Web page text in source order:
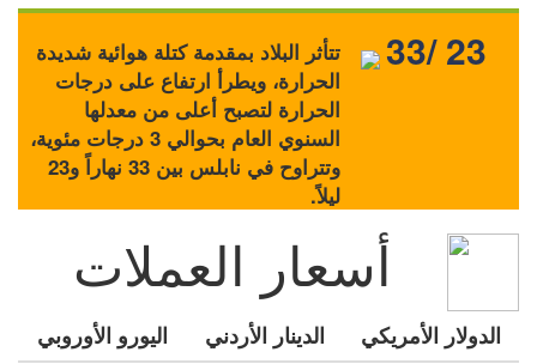
تتأثر البلاد بمقدمة كتلة هوائية شديدة
الحرارة، ويطرأ ارتفاع على درجات
الحرارة لتصبح أعلى من معدلها
السنوي العام بحوالي 3 درجات مئوية،
وتتراوح في نابلس بين 33 نهاراً و23
ليلاً.
33/ 23
أسعار العملات
الدولار الأمريكي الدينار الأردني اليورو الأوروبي